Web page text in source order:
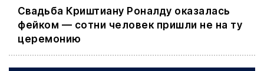
Свадьба Криштиану Роналду оказалась
фейком — сотни человек пришли не на ту
церемонию